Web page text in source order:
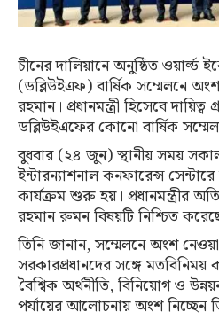
চীনের দালিয়ানে অনুষ্ঠিত
(ডব্লিউইএফ) বার্ষিক সম্মেলনে অংশ
রহমান। প্রধানমন্ত্রী হিসেবে
ডব্লিউইএফের কোনো বার্ষিক
বুধবার (২৪ জুন) স্থানীয় সময়
ইন্টারন্যাশনাল কনফারেন্স
কার্যক্রম শুরু হয়। প্রধানমন্ত্রীর
রহমান রুমন বিষয়টি নিশ্চিত
তিনি জানান, সম্মেলনে অংশ নেওয়া
সরকারপ্রধানদের সঙ্গে মতবিনিময়
বৈশ্বিক অর্থনীতি, বিনিয়োগ ও
পর্যায়ের আলোচনায় অংশ নিচ্ছেন